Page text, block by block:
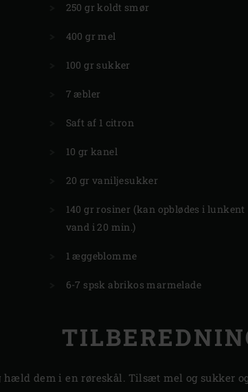
250 gr koldt smør
400 gr mel
100 gr sukker
7 æbler
Saft af 1 citron
10 gr kanel
20 gr vaniljesukker
140 gr rosiner (kan opblødes i lunkent
vand i 20 min.)
1 æggeblomme
6-7 spsk abrikos marmelade
dem i en røreskål. Tilsæt mel og sukker